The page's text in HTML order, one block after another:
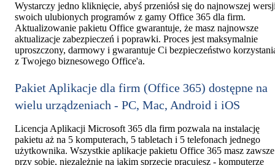
Wystarczy jedno kliknięcie, abyś przeniósł się do najnowszej
swoich ulubionych programów z gamy Office 365 dla firm.
Aktualizowanie pakietu Office gwarantuje, że masz najnowsze
aktualizacje zabezpieczeń i poprawki. Proces jest maksymalnie
uproszczony, darmowy i gwarantuje Ci bezpieczeństwo
z Twojego biznesowego Office'a.
Pakiet Aplikacje dla firm (Office 365) dostępne na
wielu urządzeniach - PC, Mac, Android i iOS
Licencja Aplikacji Microsoft 365 dla firm pozwala na instalację
pakietu aż na 5 komputerach, 5 tabletach i 5 telefonach jednego
użytkownika. Wszystkie aplikacje pakietu Office 365 masz zawsze
przy sobie, niezależnie na jakim sprzęcie pracujesz - komputerze